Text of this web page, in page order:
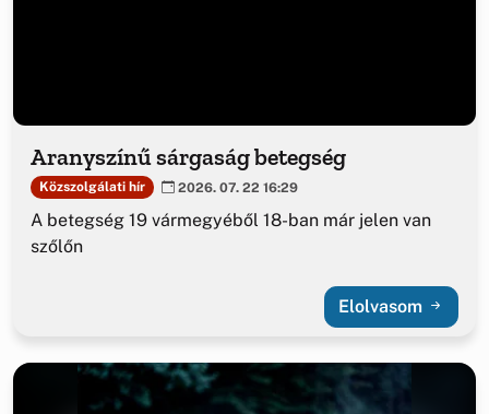
Aranyszínű sárgaság betegség
Közszolgálati hír 2026. 07. 22 16:29
A betegség 19 vármegyéből 18-ban már jelen van
szőlőn
Elolvasom